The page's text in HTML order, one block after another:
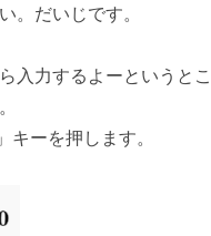
。だいじです。
入力するよーというと
キーを押します。